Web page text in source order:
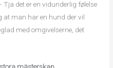
det er en vidunderlig følelse
at man har en hund der vil
med omgivelserne, det